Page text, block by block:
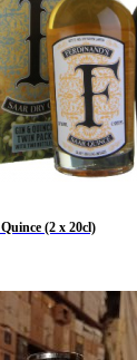
(2 x 20cl)